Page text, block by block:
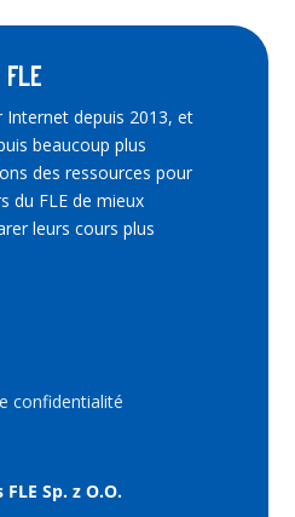
Internet depuis 2013, et
beaucoup plus
des ressources pour
du FLE de mieux
leurs cours plus
confidentialité
Sp. z O.O.